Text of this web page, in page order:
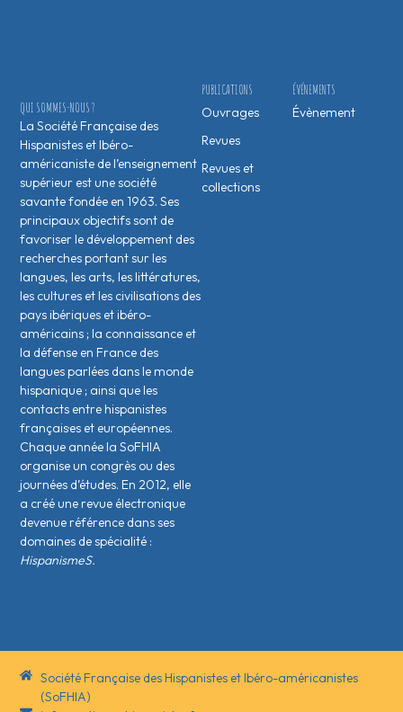
ÉVÉNEMENTS
Évènement
PUBLICATIONS
Ouvrages
Revues
Revues et
collections
QUI SOMMES-NOUS ?
La Société Française des
Hispanistes et Ibéro-
américaniste de l’enseignement
supérieur est une société
savante fondée en 1963. Ses
principaux objectifs sont de
favoriser le développement des
recherches portant sur les
langues, les arts, les littératures,
les cultures et les civilisations des
pays ibériques et ibéro-
américains ; la connaissance et
la défense en France des
langues parlées dans le monde
hispanique ; ainsi que les
contacts entre hispanistes
français·es et européen·nes.
Chaque année la SoFHIA
organise un congrès ou des
journées d’études. En 2012, elle
a créé une revue électronique
devenue référence dans ses
domaines de spécialité :
HispanismeS.
Société Française des Hispanistes et Ibéro-américanistes
(SoFHIA)